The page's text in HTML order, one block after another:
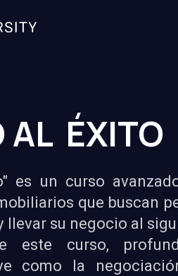
AL ÉXITO
es un curso
que buscan
llevar su negocio al
curso,
como la